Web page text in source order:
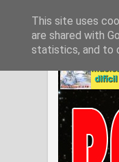
This site uses
are shared with
statistics, and to